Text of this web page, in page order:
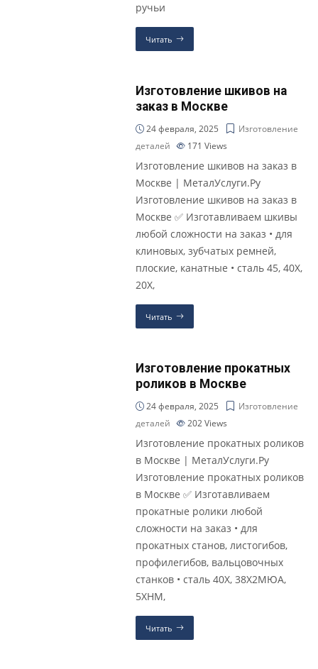
ручьи
Читать
Изготовление шкивов на
заказ в Москве
24 февраля, 2025
Изготовление
деталей
171Views
Изготовление шкивов на заказ в
Москве | МеталУслуги.Ру
Изготовление шкивов на заказ в
Москве ✅ Изготавливаем шкивы
любой сложности на заказ • для
клиновых, зубчатых ремней,
плоские, канатные • сталь 45, 40Х,
20Х,
Читать
Изготовление прокатных
роликов в Москве
24 февраля, 2025
Изготовление
деталей
202Views
Изготовление прокатных роликов
в Москве | МеталУслуги.Ру
Изготовление прокатных роликов
в Москве ✅ Изготавливаем
прокатные ролики любой
сложности на заказ • для
прокатных станов, листогибов,
профилегибов, вальцовочных
станков • сталь 40Х, 38Х2МЮА,
5ХНМ,
Читать